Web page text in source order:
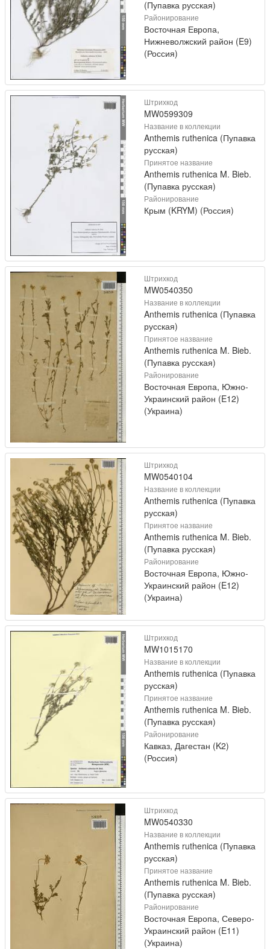
(Пупавка русская)
Районирование
Восточная Европа,
Нижневолжский район (E9)
(Россия)
Штрихкод
MW0599309
Название в коллекции
Anthemis ruthenica (Пупавка
русская)
Принятое название
Anthemis ruthenica M. Bieb.
(Пупавка русская)
Районирование
Крым (KRYM) (Россия)
Штрихкод
MW0540350
Название в коллекции
Anthemis ruthenica (Пупавка
русская)
Принятое название
Anthemis ruthenica M. Bieb.
(Пупавка русская)
Районирование
Восточная Европа, Южно-
Украинский район (E12)
(Украина)
Штрихкод
MW0540104
Название в коллекции
Anthemis ruthenica (Пупавка
русская)
Принятое название
Anthemis ruthenica M. Bieb.
(Пупавка русская)
Районирование
Восточная Европа, Южно-
Украинский район (E12)
(Украина)
Штрихкод
MW1015170
Название в коллекции
Anthemis ruthenica (Пупавка
русская)
Принятое название
Anthemis ruthenica M. Bieb.
(Пупавка русская)
Районирование
Кавказ, Дагестан (K2)
(Россия)
Штрихкод
MW0540330
Название в коллекции
Anthemis ruthenica (Пупавка
русская)
Принятое название
Anthemis ruthenica M. Bieb.
(Пупавка русская)
Районирование
Восточная Европа, Северо-
Украинский район (E11)
(Украина)